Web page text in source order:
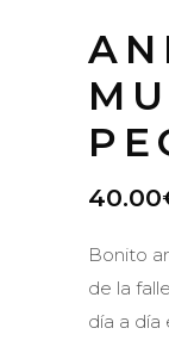
40.00
Bonito
de la
día a día